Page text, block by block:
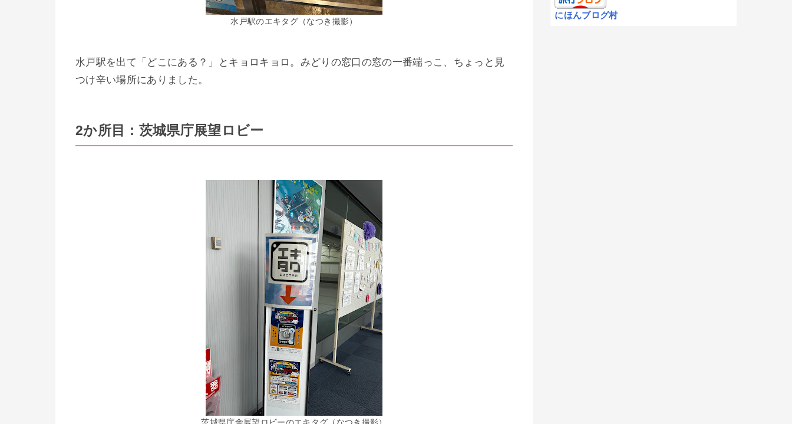
水戸駅のエキタグ（なつき撮影）
水戸駅を出て「どこにある？」とキョロキョロ。みどりの窓口の窓の一番端っこ、ちょっと見
つけ辛い場所にありました。
2か所目：茨城県庁展望ロビー
にほんブログ村